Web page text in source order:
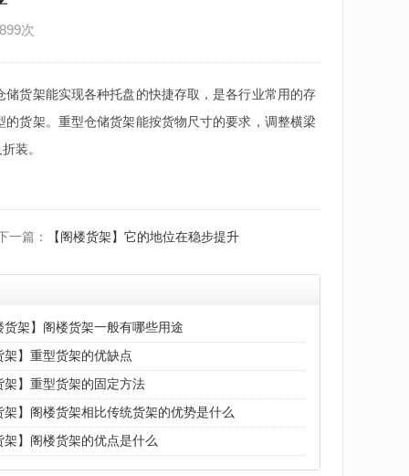
次
货架能实现各种托盘的快捷存取，是各行业常用的存
货架。重型仓储货架能按货物尺寸的要求，调整横梁
装。
一篇： 【阁楼货架】它的地位在稳步提升
货架】阁楼货架一般有哪些用途
架】重型货架的优缺点
架】重型货架的固定方法
架】阁楼货架相比传统货架的优势是什么
架】阁楼货架的优点是什么